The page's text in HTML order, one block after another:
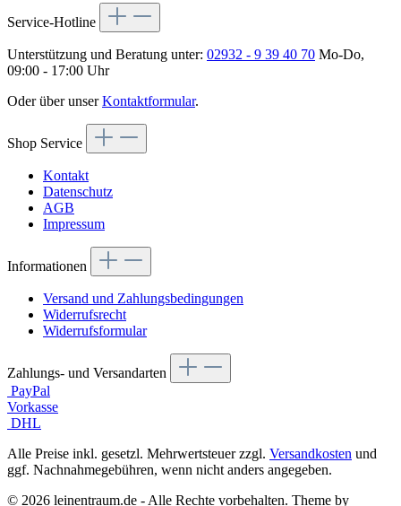
Service-Hotline
Unterstützung und Beratung unter: 02932 - 9 39 40 70 Mo-Do,
09:00 - 17:00 Uhr
Oder über unserKontaktformular.
Shop Service
Kontakt
Datenschutz
AGB
Impressum
Informationen
Versand und Zahlungsbedingungen
Widerrufsrecht
Widerrufsformular
Zahlungs- und Versandarten
PayPal
Vorkasse
DHL
Alle Preise inkl. gesetzl. Mehrwertsteuer zzgl. Versandkosten und
ggf. Nachnahmegebühren, wenn nicht anders angegeben.
© 2026 leinentraum.de - Alle Rechte vorbehalten. Theme by